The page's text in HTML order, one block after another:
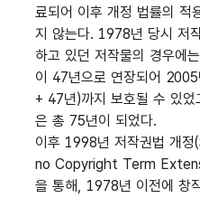
료되어 이후 개정 법률의 적
지 않는다. 1978년 당시 저
하고 있던 저작물의 경우에
이 47년으로 연장되어
+ 47년)까지 보호될 수 있었
은 총 75년이 되었다.
이후 1998년 저작권법 개
no Copyright Term
을 통해, 1978년 이전에 창